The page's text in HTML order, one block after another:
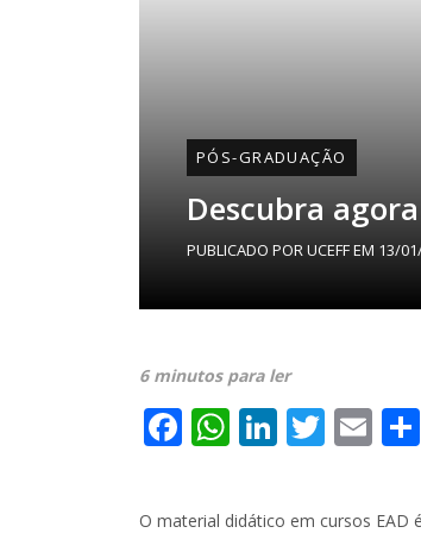
PÓS-GRADUAÇÃO
Descubra
PUBLICADO PORUCEFFEM 13/
6 minutos para ler
Facebook
WhatsApp
LinkedIn
O material didático em cursos EAD